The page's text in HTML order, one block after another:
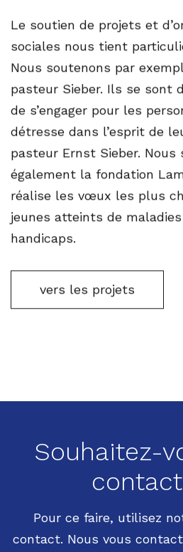
Le soutien de projets et
sociales nous tient
Nous soutenons par
pasteur Sieber. Ils se sont
de s’engager pour les
détresse dans l’esprit de
pasteur Ernst Sieber. Nous
également la fondation
réalise les vœux les plus
jeunes atteints de
handicaps.
vers les projets
Souhaitez-
Pour ce faire, utilisez
contact. Nous vous